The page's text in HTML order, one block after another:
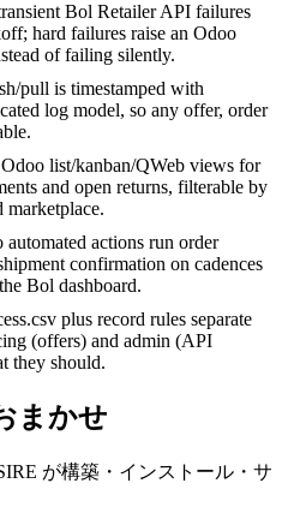
Bol Retailer API failures
hard failures raise an Odoo
of failing silently.
pull is timestamped with
log model, so any offer, order
list/kanban/QWeb views for
and open returns, filterable by
marketplace.
actions run order
confirmation on cadences
Bol dashboard.
plus record rules separate
(offers) and admin (API
they should.
まかせ
が構築・インストール・サ